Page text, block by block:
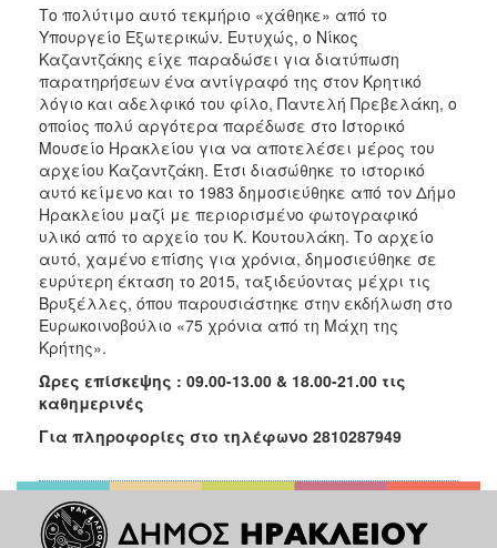
Το πολύτιμο αυτό τεκμήριο «χάθηκε» από το
Υπουργείο Εξωτερικών. Ευτυχώς, ο Νίκος
Καζαντζάκης είχε παραδώσει για διατύπωση
παρατηρήσεων ένα αντίγραφό της στον Κρητικό
λόγιο και αδελφικό του φίλο, Παντελή Πρεβελάκη, ο
οποίος πολύ αργότερα παρέδωσε στο Ιστορικό
Μουσείο Ηρακλείου για να αποτελέσει μέρος του
αρχείου Καζαντζάκη. Έτσι διασώθηκε το ιστορικό
αυτό κείμενο και το 1983 δημοσιεύθηκε από τον Δήμο
Ηρακλείου μαζί με περιορισμένο φωτογραφικό
υλικό από το αρχείο του Κ. Κουτουλάκη. Το αρχείο
αυτό, χαμένο επίσης για χρόνια, δημοσιεύθηκε σε
ευρύτερη έκταση το 2015, ταξιδεύοντας μέχρι τις
Βρυξέλλες, όπου παρουσιάστηκε στην εκδήλωση στο
Ευρωκοινοβούλιο «75 χρόνια από τη Μάχη της
Κρήτης».
Ώρες επίσκεψης : 09.00-13.00 & 18.00-21.00 τις
καθημερινές
Για πληροφορίες στο τηλέφωνο 2810287949